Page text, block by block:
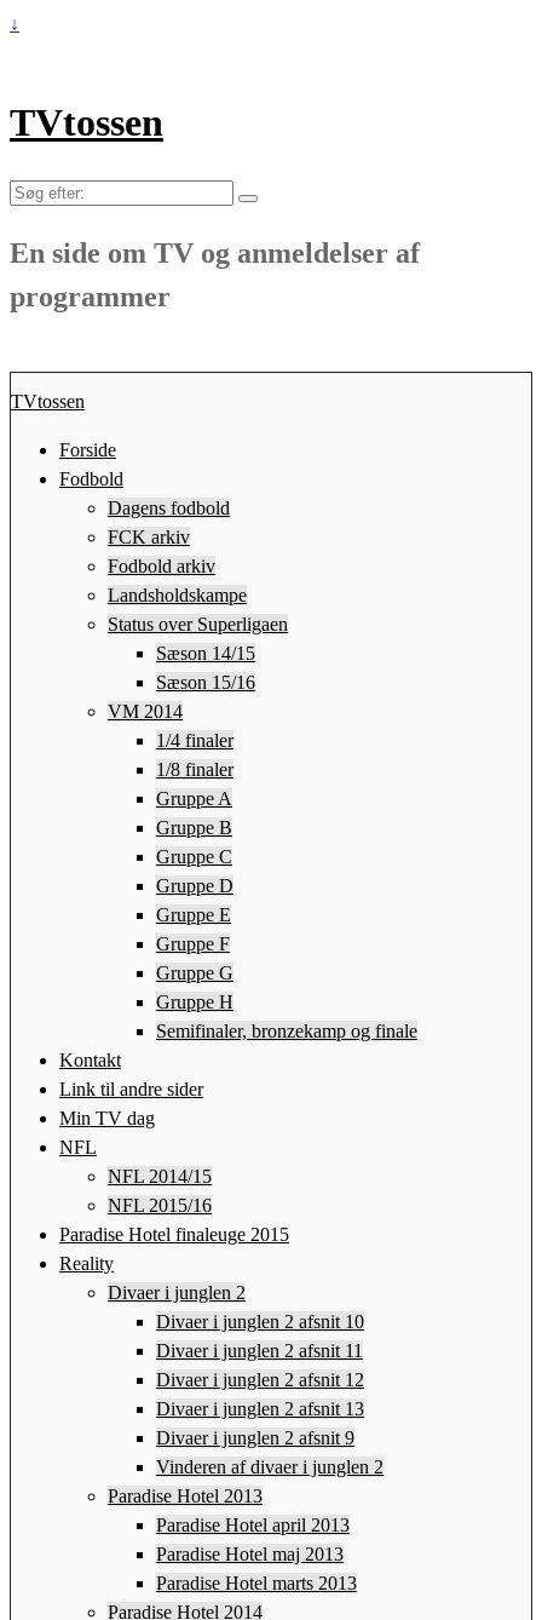
↓
TVtossen
Søg
En side om TV og anmeldelser af
programmer
TVtossen
Forside
Fodbold
Dagens fodbold
FCK arkiv
Fodbold arkiv
Landsholdskampe
Status over Superligaen
Sæson 14/15
Sæson 15/16
VM 2014
1/4 finaler
1/8 finaler
Gruppe A
Gruppe B
Gruppe C
Gruppe D
Gruppe E
Gruppe F
Gruppe G
Gruppe H
Semifinaler, bronzekamp og finale
Kontakt
Link til andre sider
Min TV dag
NFL
NFL 2014/15
NFL 2015/16
Paradise Hotel finaleuge 2015
Reality
Divaer i junglen 2
Divaer i junglen 2 afsnit 10
Divaer i junglen 2 afsnit 11
Divaer i junglen 2 afsnit 12
Divaer i junglen 2 afsnit 13
Divaer i junglen 2 afsnit 9
Vinderen af divaer i junglen 2
Paradise Hotel 2013
Paradise Hotel april 2013
Paradise Hotel maj 2013
Paradise Hotel marts 2013
Paradise Hotel 2014